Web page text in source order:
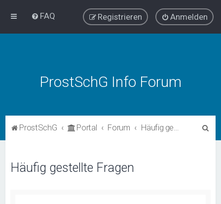
FAQ Anmelden
Registrieren
ProstSchG Info Forum
ProstSchG Portal Forum Häufig gestellte Fragen
Häufig gestellte Fragen